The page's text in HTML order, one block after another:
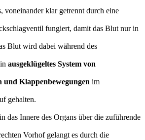
voneinander klar getrennt durch eine
fungiert, damit das Blut nur in
Blut wird dabei während des
ausgeklügeltes System von
und Klappenbewegungen im
gehalten.
das Innere des Organs über die zuführende
Vorhof gelangt es durch die